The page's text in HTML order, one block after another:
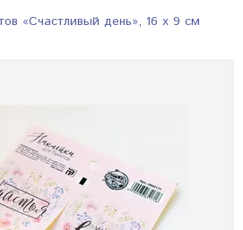
«Счастливый день», 16 х 9 см